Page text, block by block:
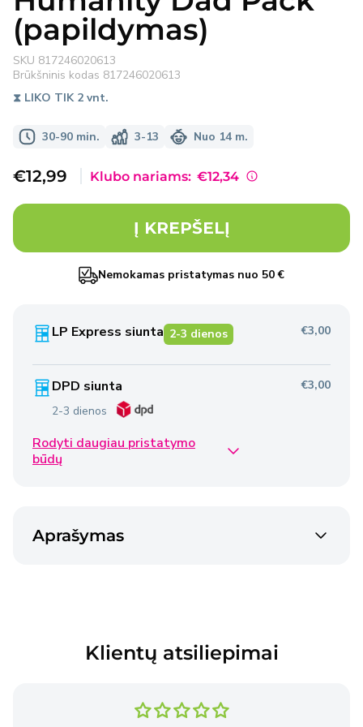
(papildymas)
SKU 817246020613
Brūkšninis kodas 817246020613
⧗ LIKO TIK 2 vnt.
30-90 min. 3-13 Nuo 14 m.
Išpardavimo
€12,99 Klubo nariams: €12,34
Į KREPŠELĮ
Nemokamas pristatymas nuo 50 €
LP Express siunta 2-3 dienos €3,00
DPD siunta
2-3 dienos
€3,00
Omniva siunta
Venipak siunta
2-3 dienos
Prekės pristatomos per 2–3 darbo dienas nuo
Pardavėjo sandėlyje nėra reikiamų prekių.
Rodyti daugiau pristatymo
būdų
Aprašymas
Klientų atsiliepimai